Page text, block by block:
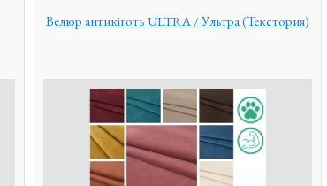
Велюр антикіготь ULTRA / Ультра (Текстория)